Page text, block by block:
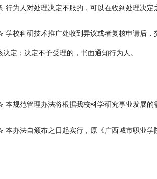
行为人对处理决定不服的，可以在收到处理决定
学校科研技术推广处收到异议或者复核申请后
定；决定不予受理的，书面通知行为人。
本规范管理办法将根据我校科学研究事业发展的
本办法自颁布之日起实行 ，原《广西城市职业